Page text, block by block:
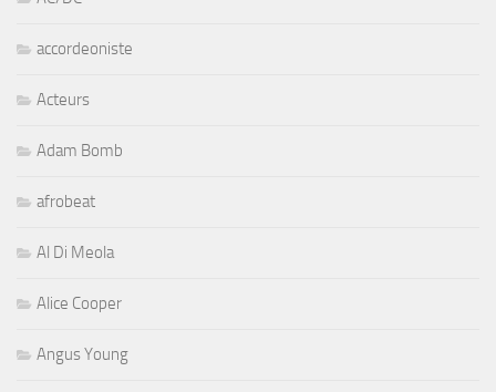
accordeoniste
Acteurs
Adam Bomb
afrobeat
Al Di Meola
Alice Cooper
Angus Young